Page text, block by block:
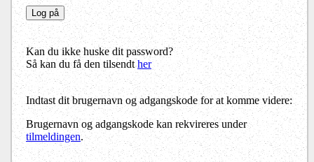
Kan du ikke huske dit password?
Så kan du få den tilsendther
Indtast dit brugernavn og adgangskode for at komme videre:
Brugernavn og adgangskode kan rekvireres under
tilmeldingen.